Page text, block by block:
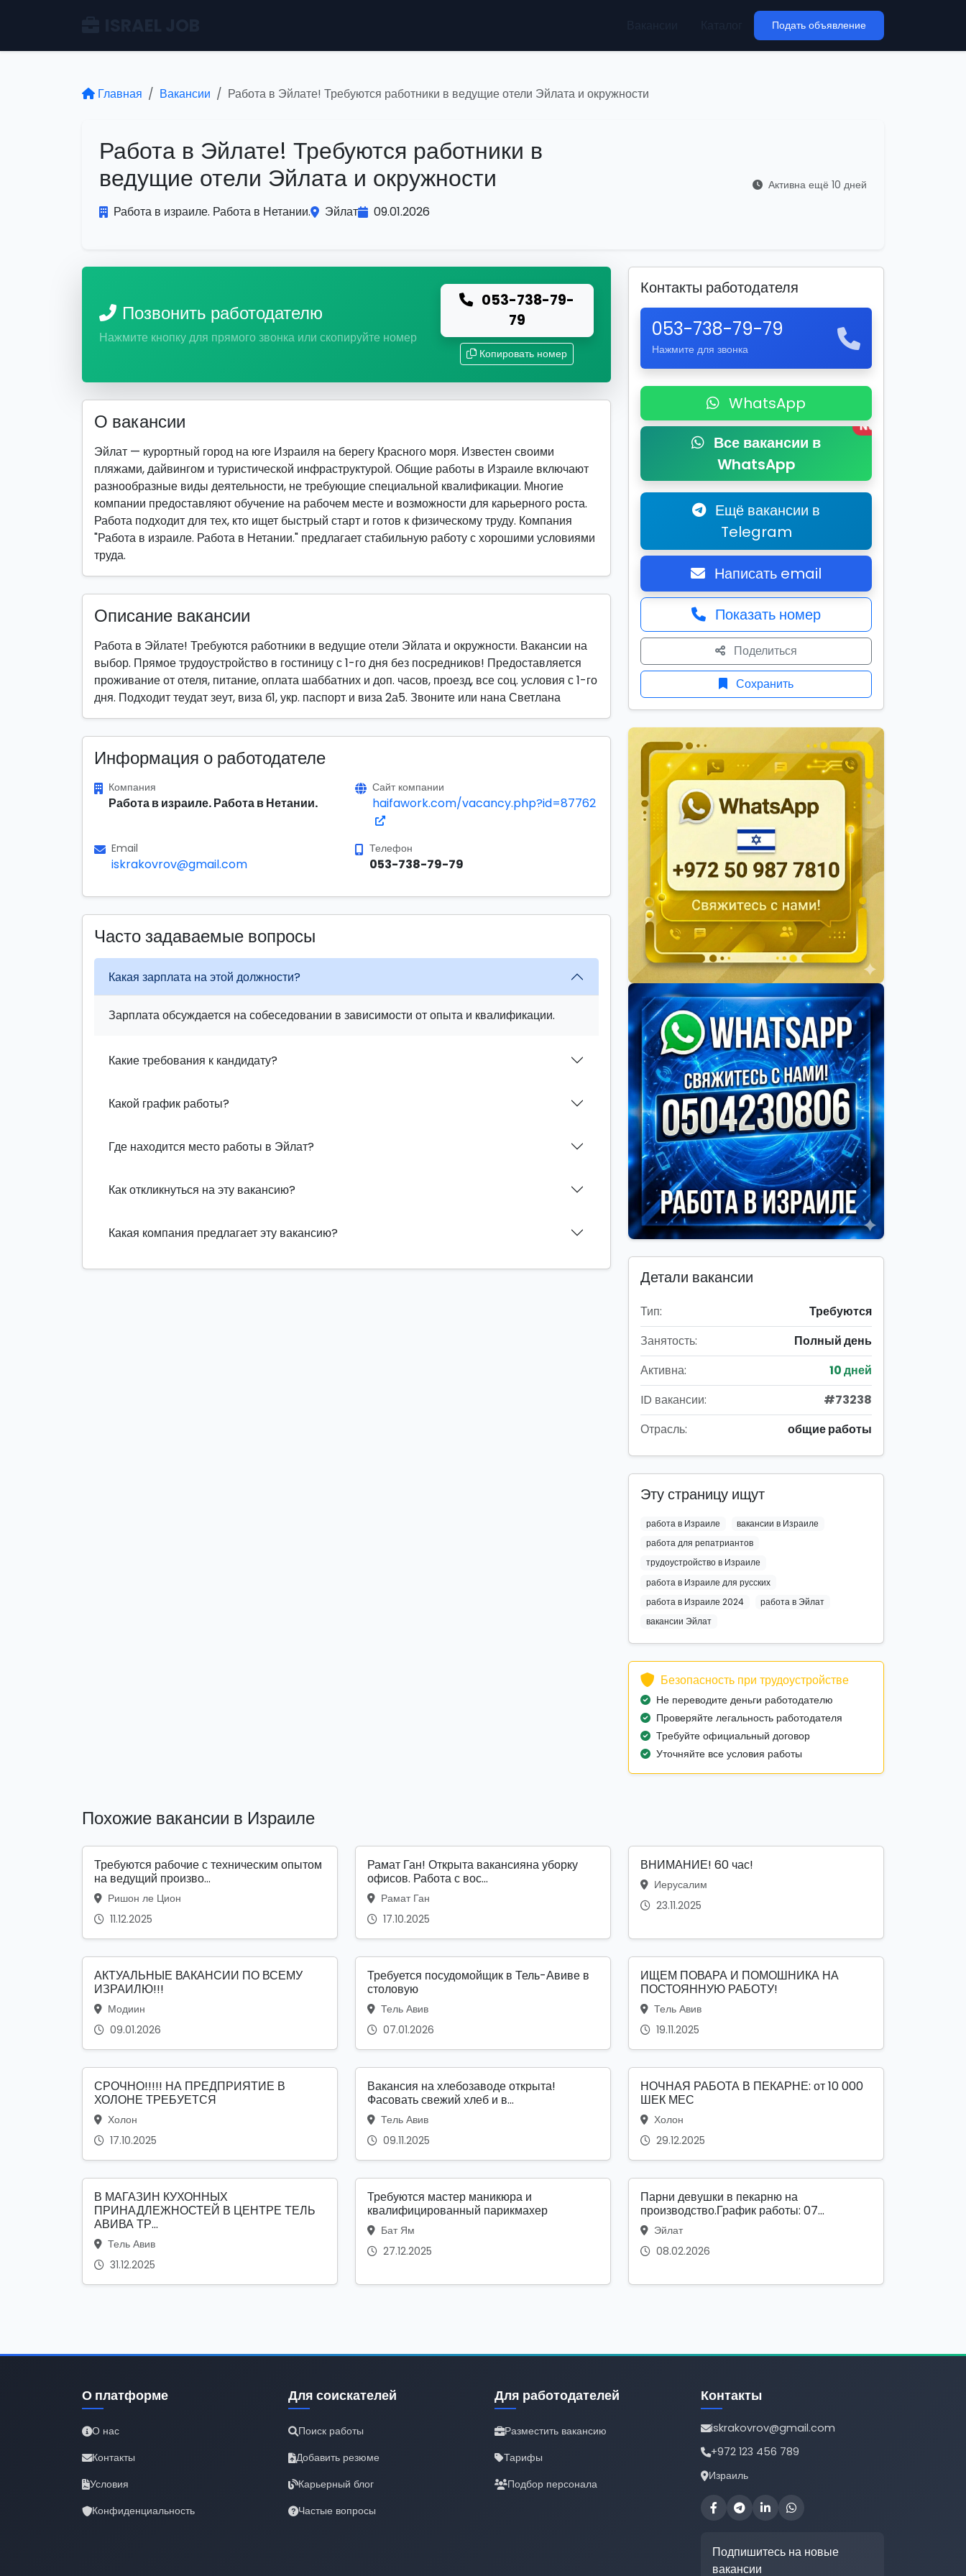
Подать объявление
Главная Вакансии Работа в Эйлате! Требуются работники в ведущие отели Эйлата и окружности
Работа в Эйлате! Требуются работники в
ведущие отели Эйлата и окружности
Работа в израиле. Работа в Нетании. Эйлат 09.01.2026
Активна ещё 10 дней
Позвонить работодателю
Нажмите кнопку для прямого звонка или скопируйте номер
053-738-79-
79
Копировать номер
О вакансии
Эйлат — курортный город на юге Израиля на берегу Красного моря. Известен своими
пляжами, дайвингом и туристической инфраструктурой. Общие работы в Израиле включают
разнообразные виды деятельности, не требующие специальной квалификации. Многие
компании предоставляют обучение на рабочем месте и возможности для карьерного роста.
Работа подходит для тех, кто ищет быстрый старт и готов к физическому труду. Компания
"Работа в израиле. Работа в Нетании." предлагает стабильную работу с хорошими условиями
труда.
Описание вакансии
Работа в Эйлате! Требуются работники в ведущие отели Эйлата и окружности. Вакансии на
выбор. Прямое трудоустройство в гостиницу с 1-го дня без посредников! Предоставляется
проживание от отеля, питание, оплата шаббатних и доп. часов, проезд, все соц. условия с 1-го
дня. Подходит теудат зеут, виза б1, укр. паспорт и виза 2а5. Звоните или нана Светлана
Информация о работодателе
Компания
Работа в израиле. Работа в Нетании.
Сайт компании
haifawork.com/vacancy.php?id=87762
Email
iskrakovrov@gmail.com
Телефон
053-738-79-79
Часто задаваемые вопросы
Какая зарплата на этой должности?
Зарплата обсуждается на собеседовании в зависимости от опыта и квалификации.
Какие требования к кандидату?
Какой график работы?
Где находится место работы в Эйлат?
Как откликнуться на эту вакансию?
Какая компания предлагает эту вакансию?
Контакты работодателя
053-738-79-79
Нажмите для звонка
WhatsApp
Все вакансии в
WhatsApp
New
Ещё вакансии в
Telegram
Написать email
Показать номер
Поделиться
Сохранить
Детали вакансии
Тип:
Требуются
Занятость:
Полный день
Активна:
10 дней
ID вакансии:
#73238
Отрасль:
общие работы
Эту страницу ищут
работа в Израиле
вакансии в Израиле
работа для репатриантов
трудоустройство в Израиле
работа в Израиле для русских
работа в Израиле 2024
работа в Эйлат
вакансии Эйлат
Безопасность при трудоустройстве
Не переводите деньги работодателю
Проверяйте легальность работодателя
Требуйте официальный договор
Уточняйте все условия работы
Похожие вакансии в Израиле
Требуются рабочие с техническим опытом
на ведущий произво...
Ришон ле Цион
11.12.2025
Рамат Ган! Открыта вакансияна уборку
офисов. Работа с вос...
Рамат Ган
17.10.2025
ВНИМАНИЕ! 60 час!
Иерусалим
23.11.2025
АКТУАЛЬНЫЕ ВАКАНСИИ ПО ВСЕМУ
ИЗРАИЛЮ!!!
Модиин
09.01.2026
Требуется посудомойщик в Тель-Авиве в
столовую
Тель Авив
07.01.2026
ИЩЕМ ПОВАРА И ПОМОШНИКА НА
ПОСТОЯННУЮ РАБОТУ!
Тель Авив
19.11.2025
СРОЧНО!!!!! НА ПРЕДПРИЯТИЕ В
ХОЛОНЕ ТРЕБУЕТСЯ
Холон
17.10.2025
Вакансия на хлебозаводе открыта!
Фасовать свежий хлеб и в...
Тель Авив
09.11.2025
НОЧНАЯ РАБОТА В ПЕКАРНЕ: от 10 000
ШЕК МЕС
Холон
29.12.2025
В МАГАЗИН КУХОННЫХ
ПРИНАДЛЕЖНОСТЕЙ В ЦЕНТРЕ ТЕЛЬ
АВИВА ТР...
Тель Авив
31.12.2025
Требуются мастер маникюра и
квалифицированный парикмахер
Бат Ям
27.12.2025
Парни девушки в пекарню на
производство.График работы: 07...
Эйлат
08.02.2026
О платформе
О нас
Контакты
Условия
Конфиденциальность
Для соискателей
Поиск работы
Добавить резюме
Карьерный блог
Частые вопросы
Для работодателей
Разместить вакансию
Тарифы
Подбор персонала
Контакты
iskrakovrov@gmail.com
+972 123 456 789
Израиль
Подпишитесь на новые
вакансии